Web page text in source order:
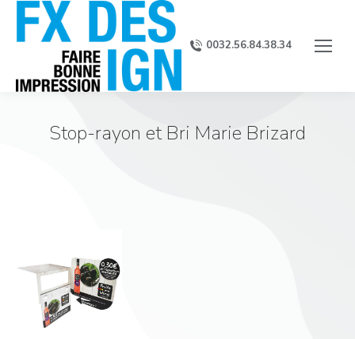
0032.56.84.38.34
Stop-rayon et Bri Marie Brizard